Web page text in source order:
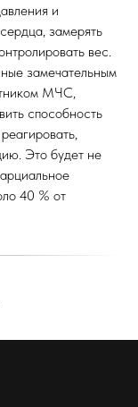
и
замерять
вес.
замечательным
МЧС,
способность
Это будет не
40 % от